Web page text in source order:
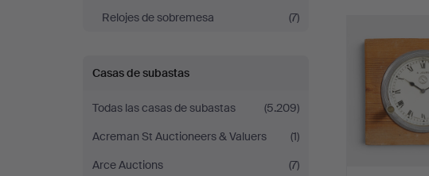
Relojes de sobremesa
(7)
Casas de subastas
Todas las casas de subastas
(5.209)
Acreman St Auctioneers & Valuers
(1)
Arce Auctions
(7)